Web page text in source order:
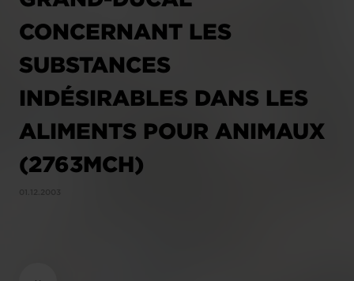
CONCERNANT LES
SUBSTANCES
INDÉSIRABLES DANS LES
ALIMENTS POUR ANIMAUX
(2763MCH)